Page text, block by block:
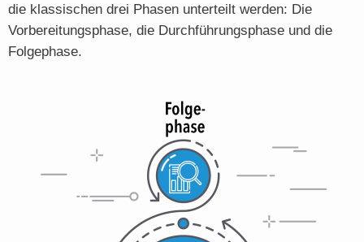
die klassischen drei Phasen unterteilt werden: Die
Vorbereitungsphase, die Durchführungsphase und die
Folgephase.